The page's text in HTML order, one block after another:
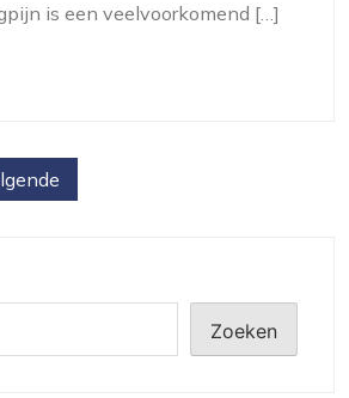
is een veelvoorkomend […]
Zoeken